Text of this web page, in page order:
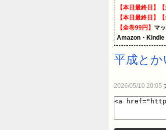
【本日最終日】
【本日最終日】
【全巻99円】 マ
Amazon・Kindle
平成と
2026/05/10 20:05